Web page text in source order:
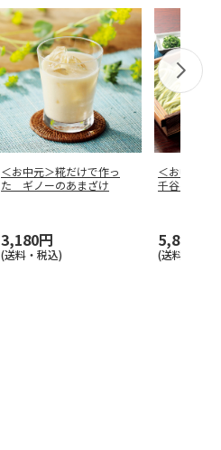
＜お中元＞糀だけで作っ
た ギノーのあまざけ
3,180円
(送料・税込)
＜お中元＞
千谷へぎそ
5,880円
(送料・税込)